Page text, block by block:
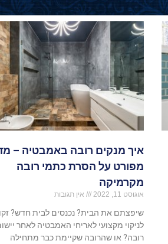
איך מנקים רובה באמבטיה –
מפורט על הסרת כתמי רובה
מקרמיקה
אוגוסט 11, 2022 אין תגובות
שיפצתם את הבית? נכנסים לבית חדש?
לניקוי מקצועי לאריחי האמבטיה לאחר
רובה? או שהרובה שקיימת כבר מתחילה